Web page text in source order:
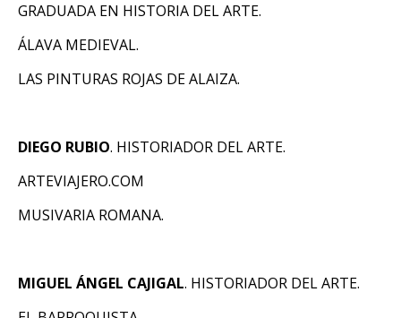
GRADUADA EN HISTORIA DEL ARTE.
ÁLAVA MEDIEVAL.
LAS PINTURAS ROJAS DE ALAIZA.
DIEGO RUBIO. HISTORIADOR DEL ARTE.
ARTEVIAJERO.COM
MUSIVARIA ROMANA.
MIGUEL ÁNGEL CAJIGAL. HISTORIADOR DEL ARTE.